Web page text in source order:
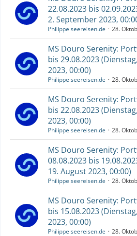
22.08.2023 bis
2. September 2023,
Philippe seereisen.de 28.
MS Douro Serenity:
bis 29.08.2023
2023, 00:00)
Philippe seereisen.de 28.
MS Douro Serenity:
bis 22.08.2023
2023, 00:00)
Philippe seereisen.de 28.
MS Douro Serenity:
08.08.2023 bis
19. August 2023, 00:00)
Philippe seereisen.de 28.
MS Douro Serenity:
bis 15.08.2023
2023, 00:00)
Philippe seereisen.de 28.